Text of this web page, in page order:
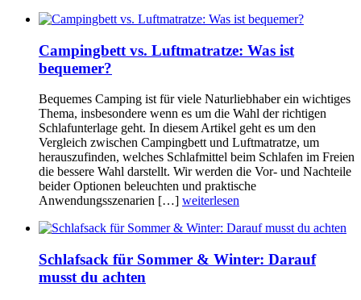
Campingbett vs. Luftmatratze: Was ist
bequemer?
Bequemes Camping ist für viele Naturliebhaber ein wichtiges
Thema, insbesondere wenn es um die Wahl der richtigen
Schlafunterlage geht. In diesem Artikel geht es um den
Vergleich zwischen Campingbett und Luftmatratze, um
herauszufinden, welches Schlafmittel beim Schlafen im Freien
die bessere Wahl darstellt. Wir werden die Vor- und Nachteile
beider Optionen beleuchten und praktische
Anwendungsszenarien […] weiterlesen
Schlafsack für Sommer & Winter: Darauf
musst du achten